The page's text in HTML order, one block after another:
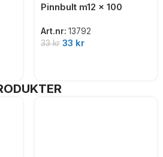
Pinnbult m12 x 100
Art.nr: 13792
33kr 33 kr